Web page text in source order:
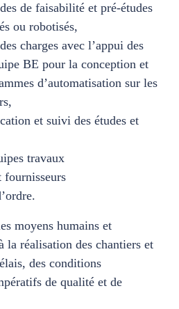
de faisabilité et pré-études
ou robotisés,
charges avec l’appui des
BE pour la conception et
d’automatisation sur les
et suivi des études et
travaux
fournisseurs
moyens humains et
la réalisation des chantiers et
des conditions
de qualité et de